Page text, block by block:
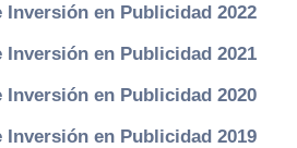
Inversión en Publicidad 2022
Inversión en Publicidad 2021
Inversión en Publicidad 2020
Inversión en Publicidad 2019